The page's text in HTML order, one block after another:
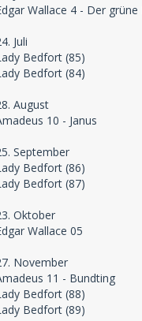
Wallace 4 - Der grüne
Juli
Bedfort (85)
Bedfort (84)
August
10 - Janus
September
Bedfort (86)
Bedfort (87)
Oktober
Wallace 05
November
11 - Bundting
Bedfort (88)
Bedfort (89)